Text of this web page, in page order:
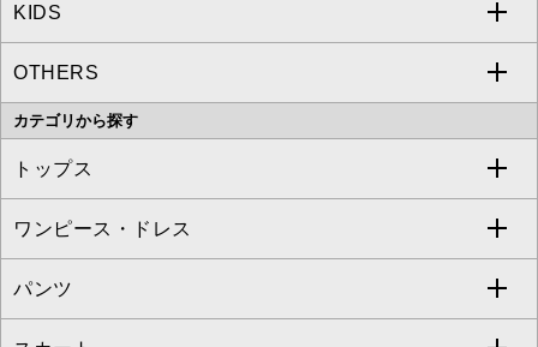
MICHEL KLEIN
MK MICHEL KLEIN
OFUON le MK
a.v.v
MICHEL KLEIN HOMME
MK MICHEL KLEIN HOMME
KIDS
a.v.v
OTHERS
MK MICHEL KLEIN BAG
カテゴリから探す
トップス
すべてのトップス
カットソー・Tシャツ
ワンピース・ドレス
すべてのワンピース・ドレス
パンツ